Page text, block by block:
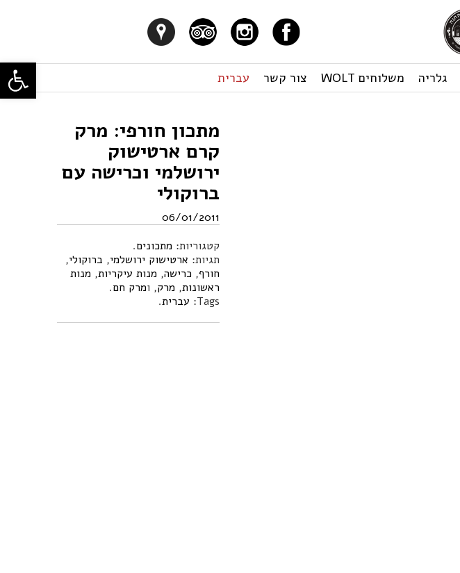
פתח גלריה משלוחים WOLT צור קשר עברית
מתכון חורפי: מרק
קרם ארטישוק
ירושלמי וכרישה עם
ברוקולי
06/01/2011
קטגוריות: מתכונים.
תגיות: ארטישוק ירושלמי, ברוקולי,
חורף, כרישה, מנות עיקריות, מנות
ראשונות, מרק, ומרק חם.
Tags: עברית.